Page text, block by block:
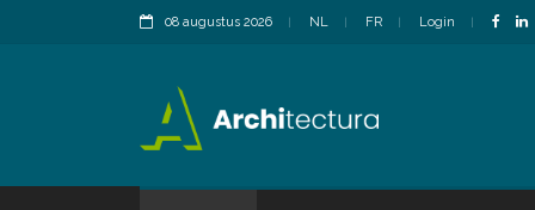
08 augustus 2026 NL FR Login